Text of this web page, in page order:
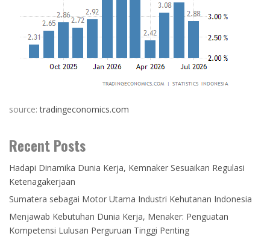
source:tradingeconomics.com
Recent Posts
Hadapi Dinamika Dunia Kerja, Kemnaker Sesuaikan Regulasi
Ketenagakerjaan
Sumatera sebagai Motor Utama Industri Kehutanan Indonesia
Menjawab Kebutuhan Dunia Kerja, Menaker: Penguatan
Kompetensi Lulusan Perguruan Tinggi Penting